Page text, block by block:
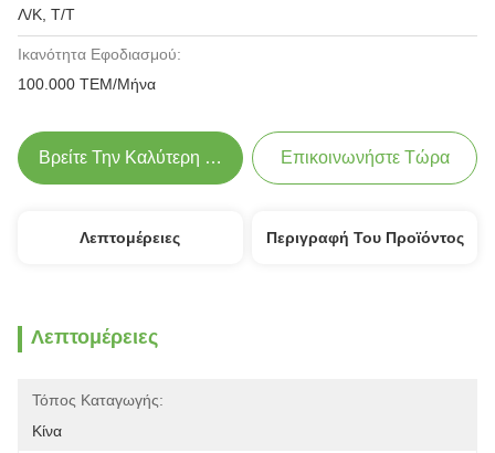
Λ/Κ, Τ/Τ
Ικανότητα Εφοδιασμού:
100.000 ΤΕΜ/Μήνα
Βρείτε Την Καλύτερη Τιμή Επικοινωνήστε Τώρα
Λεπτομέρειες Περιγραφή Του Προϊόντος
Λεπτομέρειες
Τόπος Καταγωγής:
Κίνα